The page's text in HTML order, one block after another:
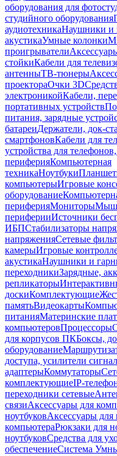
оборудования для
студийного оборудования
аудиотехникаНаушники и
акустикаУмные колонки
проигрыватели
стойкиКабели для
антенныТВ-тюнеры
проектораОчки 3D
электроникойКабели,
портативных устройств
питания, зарядные
батареиДержатели, док-
смартфоновКабели для
устройства для
периферияКомпьютерная
техникаНоутбуки
компьютерыИгровые
оборудование
периферияМониторы
периферииИсточники
ИБПСтабилизаторы
напряженияСетевые
камерыИгровые
акустикаНаушники и
переходникиЗарядные,
репликаторы
доскиКомплектующие
памятьВидеокарты
питанияМатеринские
компьютеровПроцессоры
для корпусов ПКБоксы,
оборудование
доступа, усилители
адаптерыКоммутаторы
комплектующиеIP-
переходники сетевые
связиАксессуары для
ноутбуковАксессуары для
компьютераРюкзаки для
ноутбуковСредства для
обеспечениеСистема